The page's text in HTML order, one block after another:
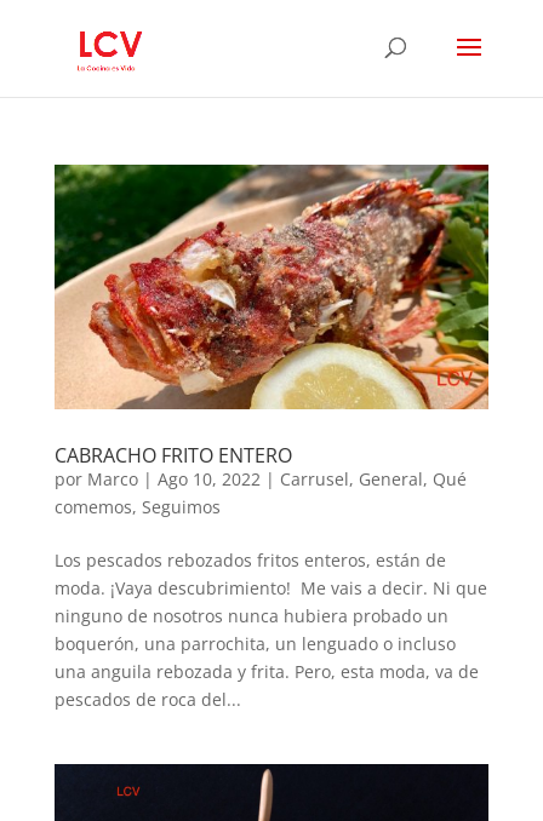
CABRACHO FRITO ENTERO
por Marco| Ago 10, 2022 | Carrusel, General, Qué
comemos, Seguimos
Los pescados rebozados fritos enteros, están de
moda. ¡Vaya descubrimiento! Me vais a decir. Ni que
ninguno de nosotros nunca hubiera probado un
boquerón, una parrochita, un lenguado o incluso
una anguila rebozada y frita. Pero, esta moda, va de
pescados de roca del...